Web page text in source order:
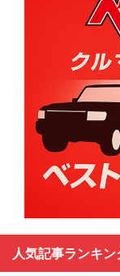
人気記事ランキン